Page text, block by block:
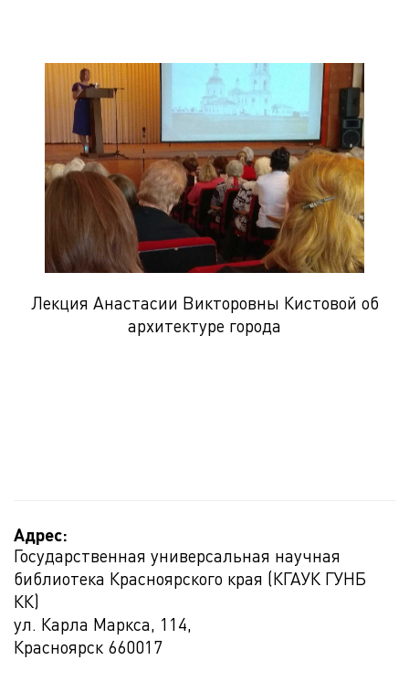
Лекция Анастасии Викторовны Кистовой об
архитектуре города
Адрес:
Государственная универсальная научная
библиотека Красноярского края (КГАУК ГУНБ
КК)
ул. Карла Маркса, 114,
Красноярск 660017